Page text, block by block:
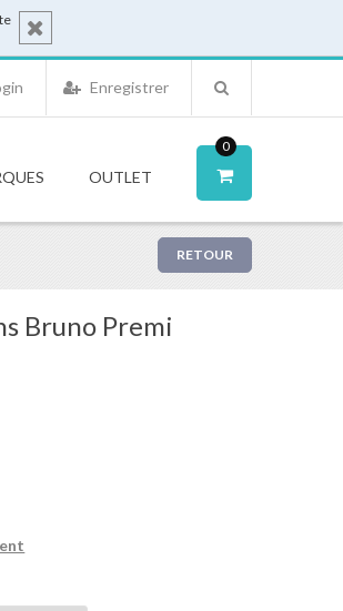
Enregistrer
0
OUTLET
RETOUR
Bruno Premi